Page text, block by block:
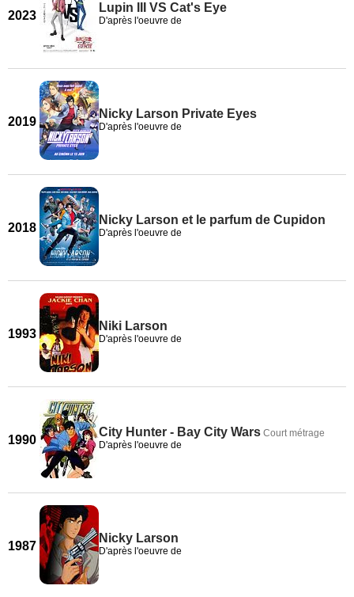
2023
Lupin III VS Cat's Eye
D'après l'oeuvre de
2019
Nicky Larson Private Eyes
D'après l'oeuvre de
2018
Nicky Larson et le parfum de Cupidon
D'après l'oeuvre de
1993
Niki Larson
D'après l'oeuvre de
1990
City Hunter - Bay City Wars Court métrage
D'après l'oeuvre de
1987
Nicky Larson
D'après l'oeuvre de